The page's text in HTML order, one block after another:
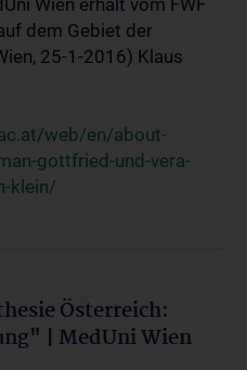
Wien erhält vom FWF
dem Gebiet der
25-1-2016) Klaus
web/en/about-
gottfried-und-vera-
klein/
Österreich:
| MedUni Wien